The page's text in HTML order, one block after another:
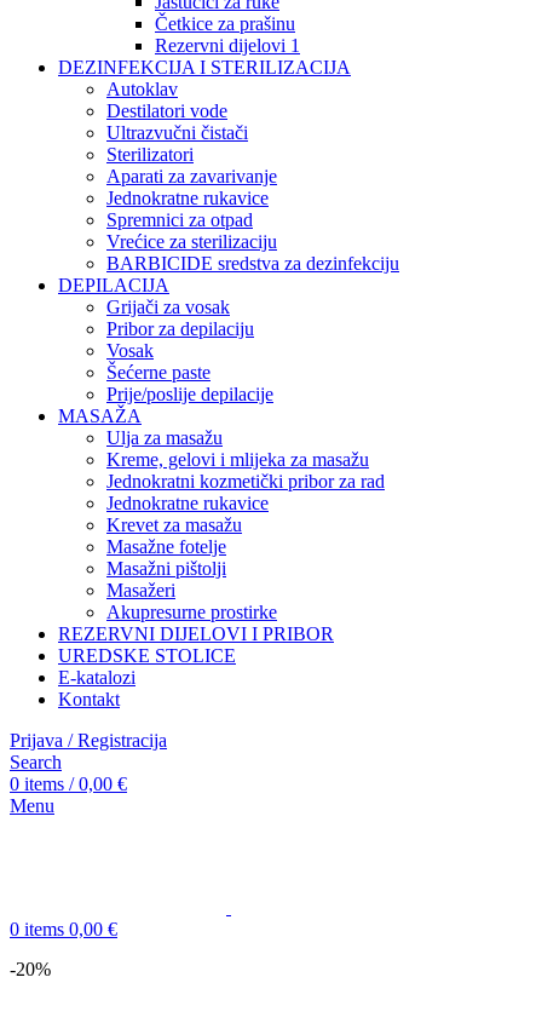
Četkice za prašinu
Rezervni dijelovi 1
DEZINFEKCIJA I STERILIZACIJA
Autoklav
Destilatori vode
Ultrazvučni čistači
Sterilizatori
Aparati za zavarivanje
Jednokratne rukavice
Spremnici za otpad
Vrećice za sterilizaciju
BARBICIDE sredstva za dezinfekciju
DEPILACIJA
Grijači za vosak
Pribor za depilaciju
Vosak
Šećerne paste
Prije/poslije depilacije
MASAŽA
Ulja za masažu
Kreme, gelovi i mlijeka za masažu
Jednokratni kozmetički pribor za rad
Jednokratne rukavice
Krevet za masažu
Masažne fotelje
Masažni pištolji
Masažeri
Akupresurne prostirke
REZERVNI DIJELOVI I PRIBOR
UREDSKE STOLICE
E-katalozi
Kontakt
Prijava / Registracija
Search
0 items / 0,00 €
Menu
0 items 0,00 €
-20%